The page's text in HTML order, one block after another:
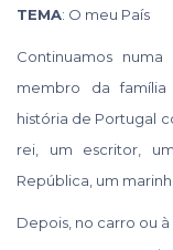
TEMA: O meu País
Continuamos
membro da
história de Portugal
rei, um escritor,
República, um
Depois, no carro ou